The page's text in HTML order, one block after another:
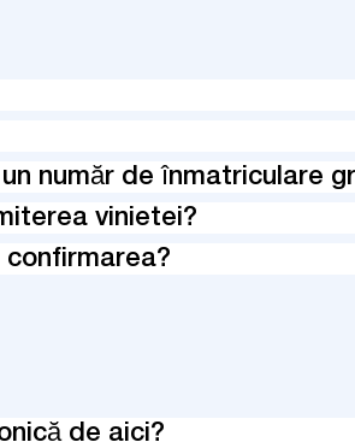
număr de înmatriculare
vinietei?
confirmarea?
de aici?